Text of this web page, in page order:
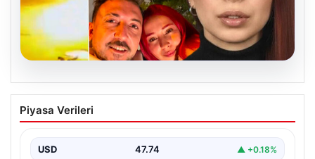
07.08.2026
Nilda Müge Şahin Cinayetinde Güncel
Gelişmeler ve Yeni Ayrıntılar
kadının hayatını kaybetmesine neden olan trajik…
Piyasa Verileri
USD 47.74 ▲ +0.18%